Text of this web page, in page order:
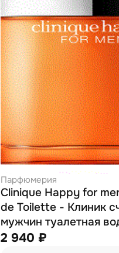
Парфюмерия
Clinique Happy for
de Toilette - Клиник
мужчин туалетная
2 940 ₽